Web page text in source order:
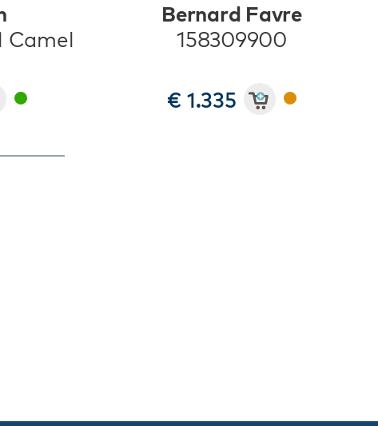
Camel
Bernard Favre
158309900
€ 1.335